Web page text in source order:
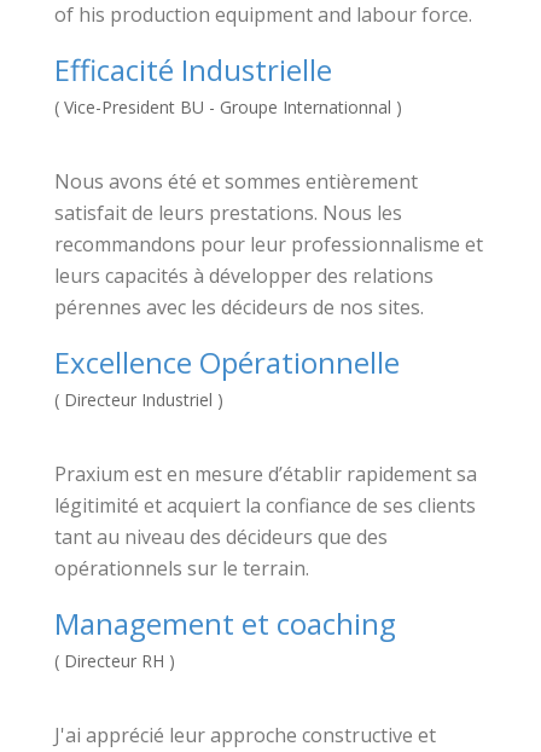
of his production equipment and labour force.
Efficacité Industrielle
( Vice-President BU - Groupe Internationnal )
Nous avons été et sommes entièrement
satisfait de leurs prestations. Nous les
recommandons pour leur professionnalisme et
leurs capacités à développer des relations
pérennes avec les décideurs de nos sites.
Excellence Opérationnelle
( Directeur Industriel )
Praxium est en mesure d’établir rapidement sa
légitimité et acquiert la confiance de ses clients
tant au niveau des décideurs que des
opérationnels sur le terrain.
Management et coaching
( Directeur RH )
J'ai apprécié leur approche constructive et